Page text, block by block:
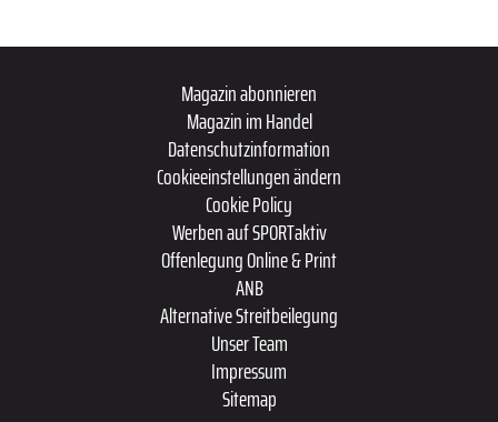
Magazin abonnieren
Magazin im Handel
Datenschutzinformation
Cookieeinstellungen ändern
Cookie Policy
Werben auf SPORTaktiv
Offenlegung Online & Print
ANB
Alternative Streitbeilegung
Unser Team
Impressum
Sitemap